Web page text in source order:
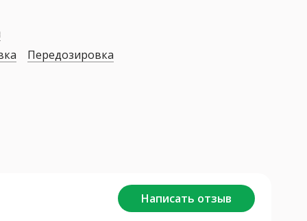
Передозировка
Написать отзыв